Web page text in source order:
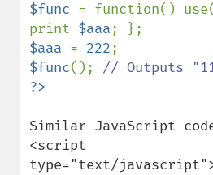
$func = function() use(
print $aaa
$aaa = 222
$func();
Similar JavaScript
<script
type="text/